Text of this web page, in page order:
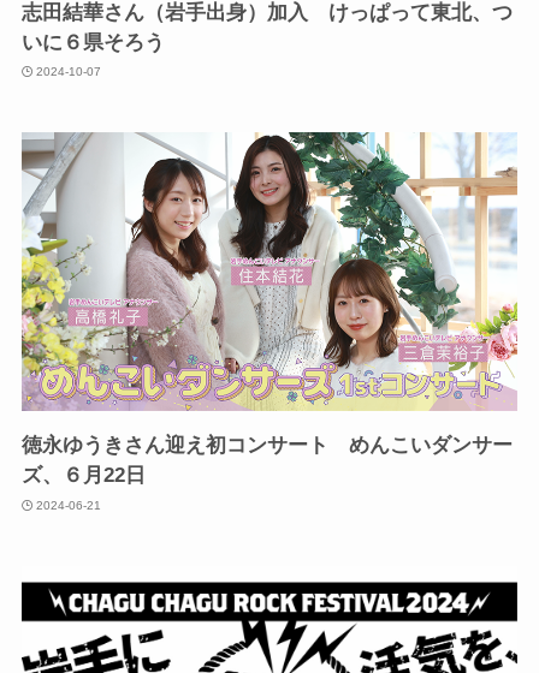
志田結華さん（岩手出身）加入 けっぱって東北、つ
いに６県そろう
2024-10-07
徳永ゆうきさん迎え初コンサート めんこいダンサー
ズ、６月22日
2024-06-21